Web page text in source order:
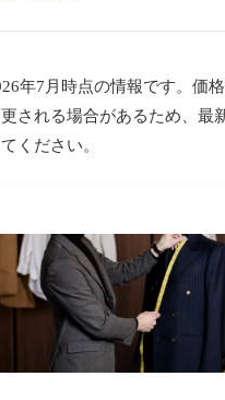
年7月時点の情報です。価
される場合があるため、最
ください。